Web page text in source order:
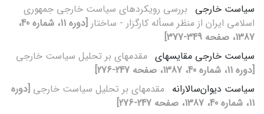
سیاست خارجی بررسی رویکردهای سیاست خارجی جمهوری
اسلامی ایران از منظر مسأله کارگزار - ساختار
[دوره 11، شماره 40،
1387، صفحه 349-377]
سیاست خارجی مقایسه‏ای مقدمه‏ای بر تحلیل سیاست خارجی
[دوره 11، شماره 40، 1387، صفحه 247-276]
سیاست دیوان‌سالارانه مقدمه‏ای بر تحلیل سیاست خارجی [دوره
11، شماره 40، 1387، صفحه 247-276]